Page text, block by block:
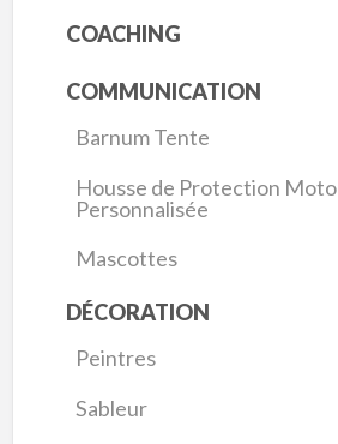
COACHING
COMMUNICATION
Barnum Tente
Housse de Protection Moto
Personnalisée
Mascottes
DÉCORATION
Peintres
Sableur